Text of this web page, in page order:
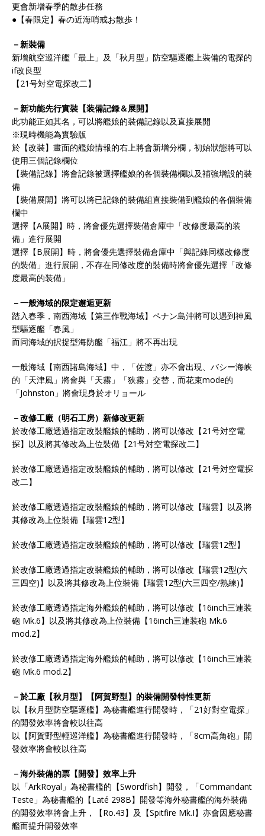
更會新增春季的散步任務
●【春限定】春の近海哨戒お散歩！
－新裝備
新增航空巡洋艦「最上」及「秋月型」防空驅逐艦上裝備的電探的
if改良型
【21号対空電探改二】
－新功能先行實裝【装備記録＆展開】
此功能正如其名，可以將艦娘的裝備記錄以及直接展開
※現時機能為實驗版
於【改裝】畫面的艦娘情報的右上將會新增分欄，初始狀態將可以
使用三個記錄欄位
【裝備記錄】將會記錄被選擇艦娘的各個裝備欄以及補強增設的裝
備
【裝備展開】將可以將已記錄的裝備組直接裝備到艦娘的各個裝備
欄中
選擇【A展開】時，將會優先選擇裝備倉庫中「改修度最高的装
備」進行展開
選擇【B展開】時，將會優先選擇裝備倉庫中「與記錄同樣改修度
的裝備」進行展開，不存在同修改度的裝備時將會優先選擇「改修
度最高的装備」
－一般海域的限定邂逅更新
踏入春季，南西海域【第三作戰海域】ペナン島沖將可以遇到神風
型驅逐艦「春風」
而同海域的択捉型海防艦「福江」將不再出現
一般海域【南西諸島海域】中，「佐渡」亦不會出現、バシー海峡
的「天津風」將會與「天霧」「狭霧」交替，而花束mode的
「Johnston」將會現身於オリョール
－改修工廠（明石工房）新修改更新
於改修工廠透過指定改裝艦娘的輔助，將可以修改【21号対空電
探】以及將其修改為上位裝備【21号対空電探改二】
於改修工廠透過指定改裝艦娘的輔助，將可以修改【21号対空電探
改二】
於改修工廠透過指定改裝艦娘的輔助，將可以修改【瑞雲】以及將
其修改為上位裝備【瑞雲12型】
於改修工廠透過指定改裝艦娘的輔助，將可以修改【瑞雲12型】
於改修工廠透過指定改裝艦娘的輔助，將可以修改【瑞雲12型(六
三四空)】以及將其修改為上位裝備【瑞雲12型(六三四空/熟練)】
於改修工廠透過指定海外艦娘的輔助，將可以修改【16inch三連装
砲 Mk.6】以及將其修改為上位裝備【16inch三連装砲 Mk.6
mod.2】
於改修工廠透過指定海外艦娘的輔助，將可以修改【16inch三連装
砲 Mk.6 mod.2】
－於工廠【秋月型】【阿賀野型】的裝備開發特性更新
以【秋月型防空驅逐艦】為秘書艦進行開發時，「21好對空電探」
的開發效率將會較以往高
以【阿賀野型輕巡洋艦】為秘書艦進行開發時，「8cm高角砲」開
發效率將會較以往高
－海外裝備的票【開發】效率上升
以「ArkRoyal」為秘書艦的【Swordfish】開發，「Commandant
Teste」為秘書艦的【Laté 298B】開發等海外秘書艦的海外裝備
的開發效率將會上升，【Ro.43】及【Spitfire Mk.I】亦會因應秘書
艦而提升開發效率